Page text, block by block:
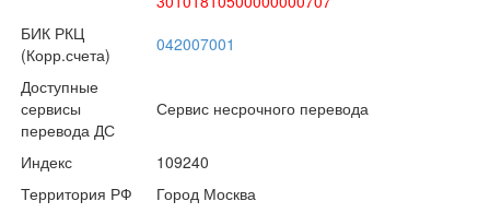
БИК РКЦ
(Корр.счета)
042007001
Доступные
сервисы
перевода ДС
Сервис несрочного перевода
Индекс
109240
Территория РФ
Город Москва